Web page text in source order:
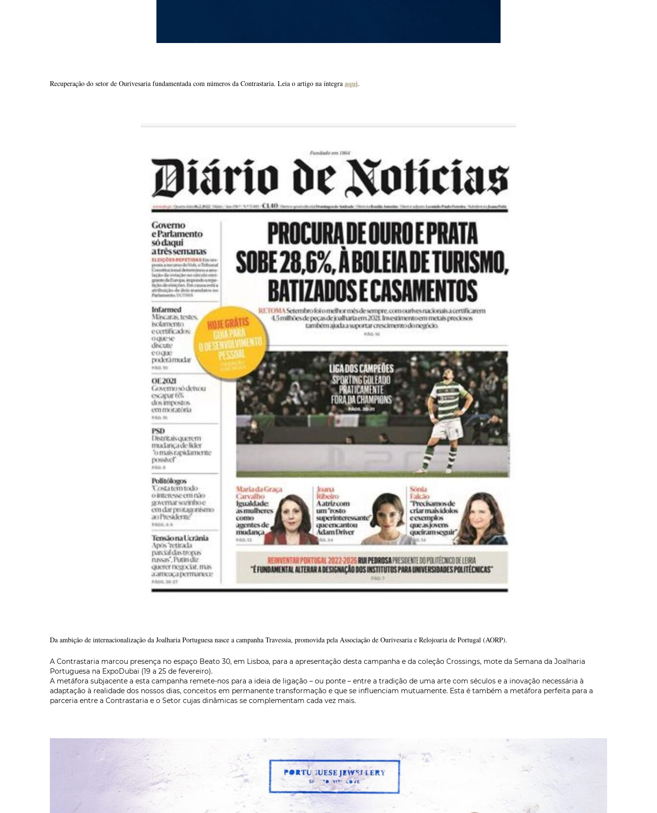
Recuperação do setor de Ourivesaria fundamentada com números da Contrastaria. Leia o artigo na íntegra aqui.
Da ambição de internacionalização da Joalharia Portuguesa nasce a campanha Travessia, promovida pela Associação de Ourivesaria e Relojoaria de Portugal (AORP).
A Contrastaria marcou presença no espaço Beato 30, em Lisboa, para a apresentação desta campanha e da coleção Crossings, mote da Semana da Joalharia
Portuguesa na ExpoDubai (19 a 25 de fevereiro).
A metáfora subjacente a esta campanha remete-nos para a ideia de ligação – ou ponte – entre a tradição de uma arte com séculos e a inovação necessária à
adaptação à realidade dos nossos dias, conceitos em permanente transformação e que se influenciam mutuamente. Esta é também a metáfora perfeita para a
parceria entre a Contrastaria e o Setor cujas dinâmicas se complementam cada vez mais.